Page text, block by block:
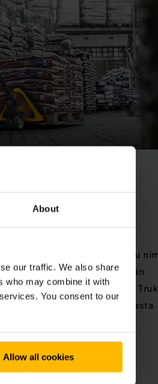
About
our traffic. We also share
who may combine it with
You consent to our
Allow all cookies
Sähköpässi, soveltuu
Lavansiirtovaunuja käytetään
sekä tehdastiloissa.
kätevästi esimerkiksi rekasta.